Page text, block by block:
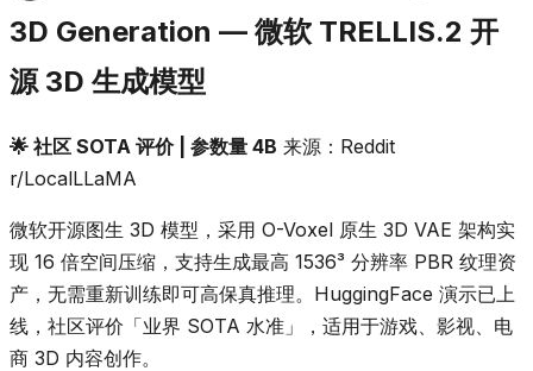
3D Generation — 微软 TRELLIS.2 开
源 3D 生成模型
🌟 社区 SOTA 评价 | 参数量 4B 来源：Reddit
r/LocalLLaMA
微软开源图生 3D 模型，采用 O-Voxel 原生 3D VAE 架构实
现 16 倍空间压缩，支持生成最高 1536³ 分辨率 PBR 纹理资
产，无需重新训练即可高保真推理。HuggingFace 演示已上
线，社区评价「业界 SOTA 水准」，适用于游戏、影视、电
商 3D 内容创作。